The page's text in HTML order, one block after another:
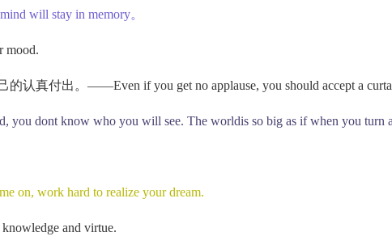
will stay in memory。
mood.
真付出。——Even if you get no applause, you should accept a
you dont know who you will see. The worldis so big as if when you turn
on, work hard to realize your dream.
and virtue.